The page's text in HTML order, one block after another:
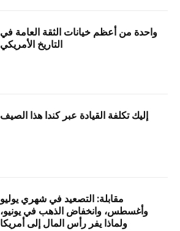
واحدة من أعظم خيانات الثقة العامة في
التاريخ الأمريكي
إليك تكلفة القيادة عبر كندا هذا الصيف
مقابلة: التصعيد في شهري يوليو
وأغسطس، وانخفاض الذهب في يونيو،
ولماذا يفر رأس المال إلى أمريكا